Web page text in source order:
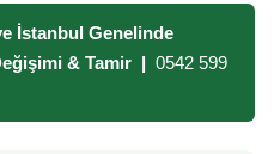
İstanbul Genelinde
& Tamir | 0542 599